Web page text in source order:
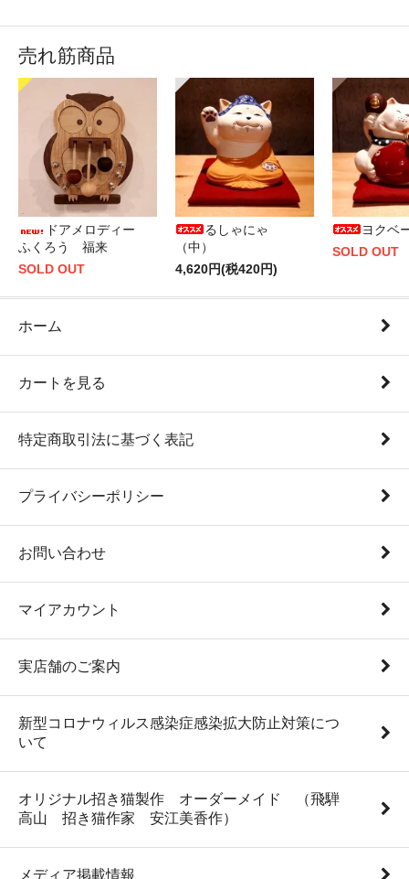
売れ筋商品
ドアメロディー
ふくろう 福来
SOLD OUT
るしゃにゃ
（中）
4,620円(税420円)
ヨクベ
SOLD OUT
ホーム
カートを見る
特定商取引法に基づく表記
プライバシーポリシー
お問い合わせ
マイアカウント
実店舗のご案内
新型コロナウィルス感染症感染拡大防止対策につ
いて
オリジナル招き猫製作 オーダーメイド （飛騨
高山 招き猫作家 安江美香作）
メディア掲載情報